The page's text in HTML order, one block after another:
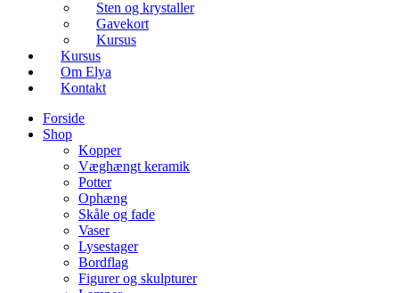
Sten og krystaller
Gavekort
Kursus
Kursus
Om Elya
Kontakt
Forside
Shop
Kopper
Væghængt keramik
Potter
Ophæng
Skåle og fade
Vaser
Lysestager
Bordflag
Figurer og skulpturer